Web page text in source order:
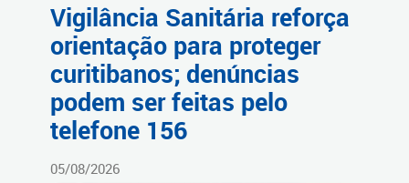
Vigilância Sanitária reforça
orientação para proteger
curitibanos; denúncias
podem ser feitas pelo
telefone 156
05/08/2026